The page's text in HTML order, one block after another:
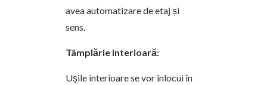
avea automatizare de etaj și
sens.
Tâmplărie interioară:
Ușile interioare se vor înlocui în